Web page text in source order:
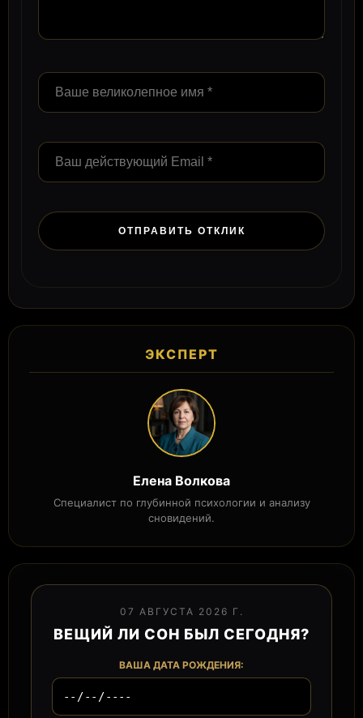
ЭКСПЕРТ
Елена Волкова
Специалист по глубинной психологии и анализу
сновидений.
07 АВГУСТА 2026 Г.
ВЕЩИЙ ЛИ СОН БЫЛ СЕГОДНЯ?
ВАША ДАТА РОЖДЕНИЯ: